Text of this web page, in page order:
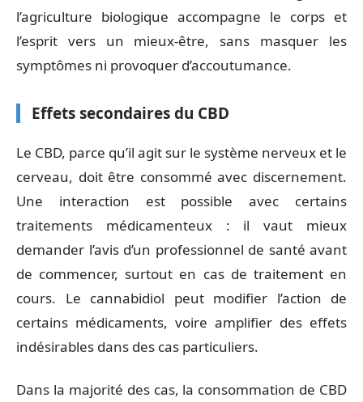
l’agriculture biologique accompagne le corps et
l’esprit vers un mieux-être, sans masquer les
symptômes ni provoquer d’accoutumance.
Effets secondaires du CBD
Le CBD, parce qu’il agit sur le système nerveux et le
cerveau, doit être consommé avec discernement.
Une interaction est possible avec certains
traitements médicamenteux : il vaut mieux
demander l’avis d’un professionnel de santé avant
de commencer, surtout en cas de traitement en
cours. Le cannabidiol peut modifier l’action de
certains médicaments, voire amplifier des effets
indésirables dans des cas particuliers.
Dans la majorité des cas, la consommation de CBD